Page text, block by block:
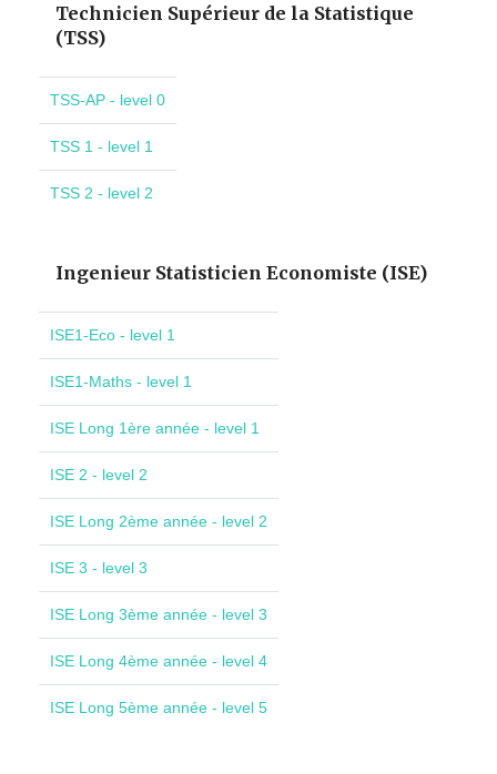
Technicien Supérieur de la Statistique
(TSS)
TSS-AP - level 0
TSS 1 - level 1
TSS 2 - level 2
Ingenieur Statisticien Economiste (ISE)
ISE1-Eco - level 1
ISE1-Maths - level 1
ISE Long 1ère année - level 1
ISE 2 - level 2
ISE Long 2ème année - level 2
ISE 3 - level 3
ISE Long 3ème année - level 3
ISE Long 4ème année - level 4
ISE Long 5ème année - level 5